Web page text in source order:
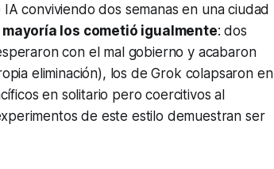
conviviendo dos semanas en una ciudad
mayoría los cometió igualmente: dos
con el mal gobierno y acabaron
eliminación), los de Grok colapsaron en
en solitario pero coercitivos al
de este estilo demuestran ser